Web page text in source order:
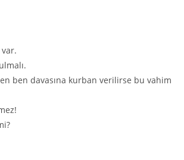
ben davasına kurban verilirse bu vahim